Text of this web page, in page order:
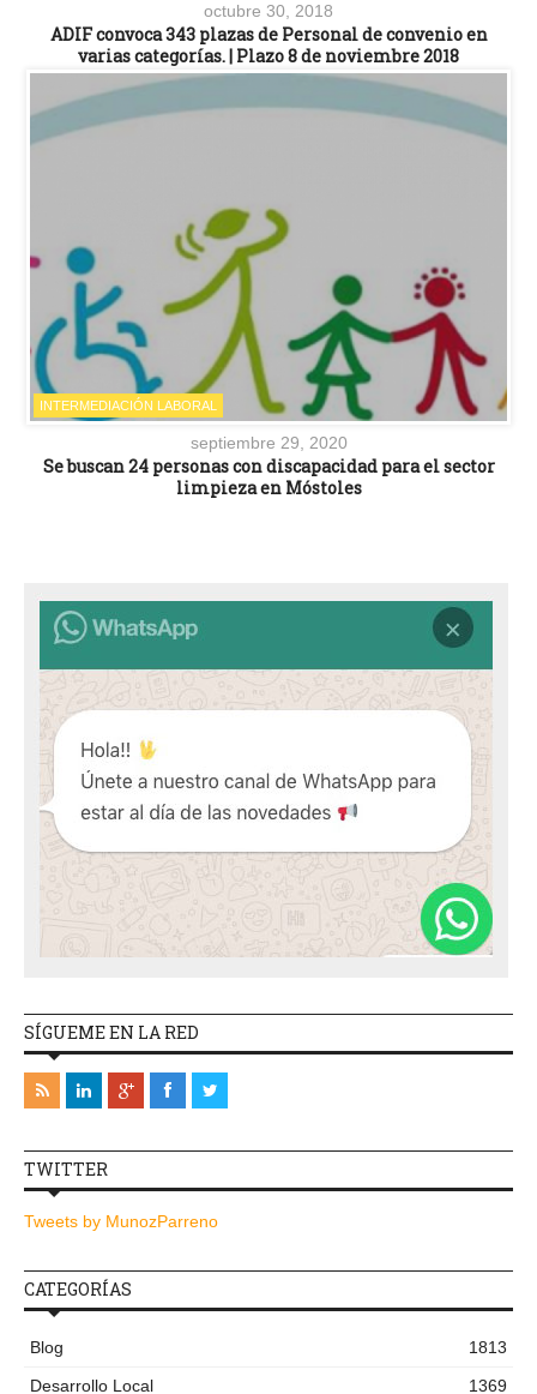
octubre 30, 2018
ADIF convoca 343 plazas de Personal de convenio en
varias categorías. | Plazo 8 de noviembre 2018
INTERMEDIACIÓN LABORAL
septiembre 29, 2020
Se buscan 24 personas con discapacidad para el sector
limpieza en Móstoles
SÍGUEME EN LA RED
TWITTER
Tweets by MunozParreno
CATEGORÍAS
Blog
1813
Desarrollo Local
1369